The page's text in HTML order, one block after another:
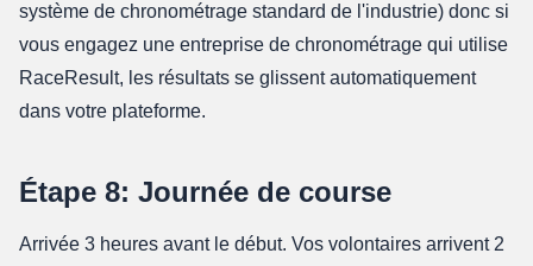
système de chronométrage standard de l'industrie) donc si
vous engagez une entreprise de chronométrage qui utilise
RaceResult, les résultats se glissent automatiquement
dans votre plateforme.
Étape 8: Journée de course
Arrivée 3 heures avant le début. Vos volontaires arrivent 2